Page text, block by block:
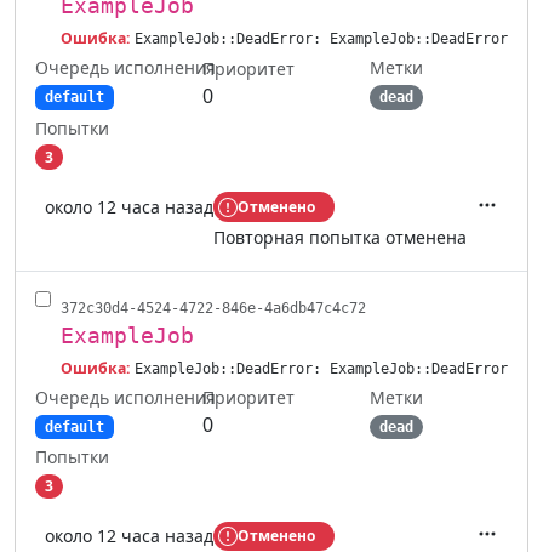
ExampleJob
Ошибка: ExampleJob::DeadError: ExampleJob::DeadError
Очередь исполнения
default
Приоритет
0
Метки
dead
Попытки
3
около 12 часа назад Отменено
Повторная попытка отменена
372c30d4-4524-4722-846e-4a6db47c4c72
ExampleJob
Ошибка: ExampleJob::DeadError: ExampleJob::DeadError
Очередь исполнения
default
Приоритет
0
Метки
dead
Попытки
3
около 12 часа назад Отменено